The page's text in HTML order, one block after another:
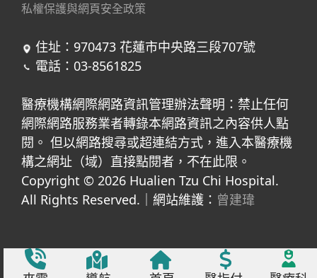
私權保護與網頁安全政策
住址：970473 花蓮市中央路三段707號
電話：03-8561825
醫療機構網際網路資訊管理辦法聲明：禁止任何
網際網路服務業者轉錄本網路資訊之內容供人點
閱。 但以網路搜尋或超連結方式，進入本醫療機
構之網址（域）直接點閱者，不在此限。
Copyright © 2026 Hualien Tzu Chi Hospital.
All Rights Reserved.｜網站維護： 曾建瑋